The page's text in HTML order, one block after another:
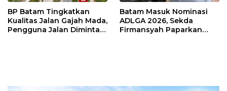
BP Batam Tingkatkan
Kualitas Jalan Gajah Mada,
Pengguna Jalan Diminta
Batam Masuk Nominasi
ADLGA 2026, Sekda
Firmansyah Paparkan